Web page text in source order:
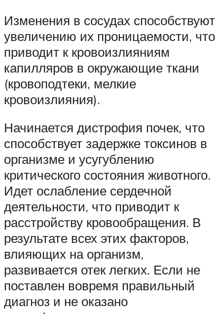
Изменения в сосудах способствуют
увеличению их проницаемости, что
приводит к кровоизлияниям
капилляров в окружающие ткани
(кровоподтеки, мелкие
кровоизлияния).
Начинается дистрофия почек, что
способствует задержке токсинов в
организме и усугублению
критического состояния животного.
Идет ослабление сердечной
деятельности, что приводит к
расстройству кровообращения. В
результате всех этих факторов,
влияющих на организм,
развивается отек легких. Если не
поставлен вовремя правильный
диагноз и не оказано